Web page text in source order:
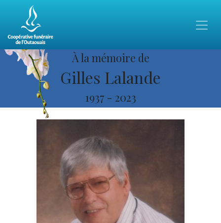
À la mémoire de
Gilles Lalande
1937 - 2023